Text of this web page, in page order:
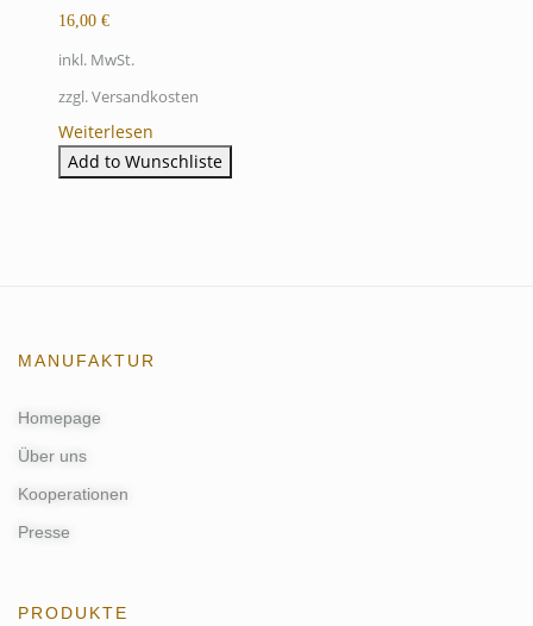
16,00 €
inkl. MwSt.
zzgl. Versandkosten
Weiterlesen
Add to Wunschliste
MANUFAKTUR
Homepage
Über uns
Kooperationen
Presse
PRODUKTE